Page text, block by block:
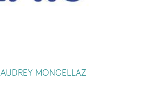
AUDREY MONGELLAZ